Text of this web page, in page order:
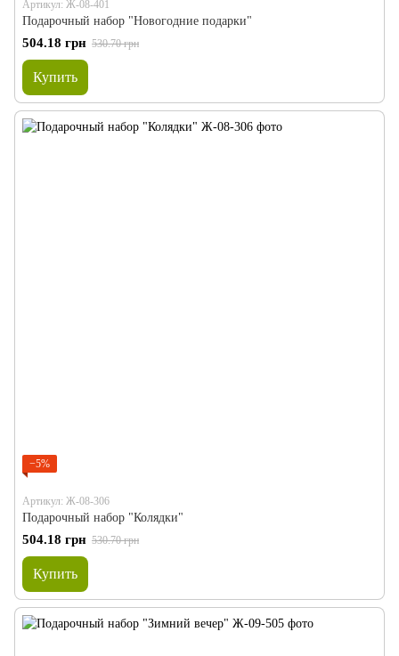
Артикул: Ж-08-401
Подарочный набор "Новогодние подарки"
504.18 грн 530.70 грн
Купить
−5%
Артикул: Ж-08-306
Подарочный набор "Колядки"
504.18 грн 530.70 грн
Купить